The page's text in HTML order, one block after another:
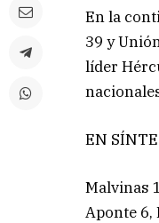
En la
39 y
líder
EN
Malvinas
Aponte 6,